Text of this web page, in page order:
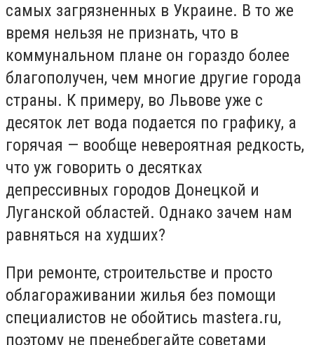
самых загрязненных в Украине. В то же
время нельзя не признать, что в
коммунальном плане он гораздо более
благополучен, чем многие другие города
страны. К примеру, во Львове уже с
десяток лет вода подается по графику, а
горячая — вообще невероятная редкость,
что уж говорить о десятках
депрессивных городов Донецкой и
Луганской областей. Однако зачем нам
равняться на худших?
При ремонте, строительстве и просто
облагораживании жилья без помощи
специалистов не обойтись mastera.ru,
поэтому не пренебрегайте советами